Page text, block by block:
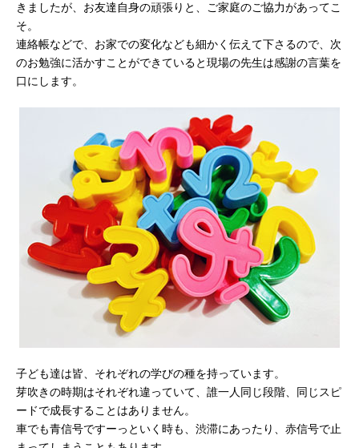
きましたが、お友達自身の頑張りと、ご家庭のご協力があってこ
そ。
連絡帳などで、お家での変化なども細かく伝えて下さるので、次
のお勉強に活かすことができていると現場の先生は感謝の言葉を
口にします。
子ども達は皆、それぞれの学びの種を持っています。
芽吹きの時期はそれぞれ違っていて、誰一人同じ段階、同じスピ
ードで成長することはありません。
車でも青信号ですーっといく時も、渋滞にあったり、赤信号で止